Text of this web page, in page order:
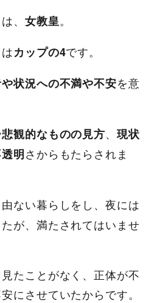
、 女教皇。
カップの4です。
状況への不満や不安を意
悲観的なものの見方、現状
明さからもたらされま
ない暮らしをし、夜には
が、満たされてはいませ
たことがなく、正体が不
にさせていたからです。